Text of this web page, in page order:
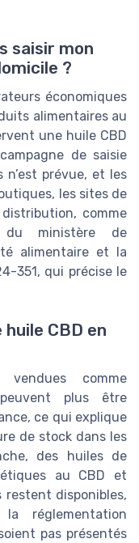
saisir mon
?
économiques
alimentaires au
une huile CBD
de saisie
prévue, et les
les sites de
comme
du ministère de
alimentaire et la
351, qui précise le
CBD en
vendues comme
plus être
ce qui explique
de stock dans les
des huiles de
au CBD et
restent disponibles,
réglementation
pas présentés